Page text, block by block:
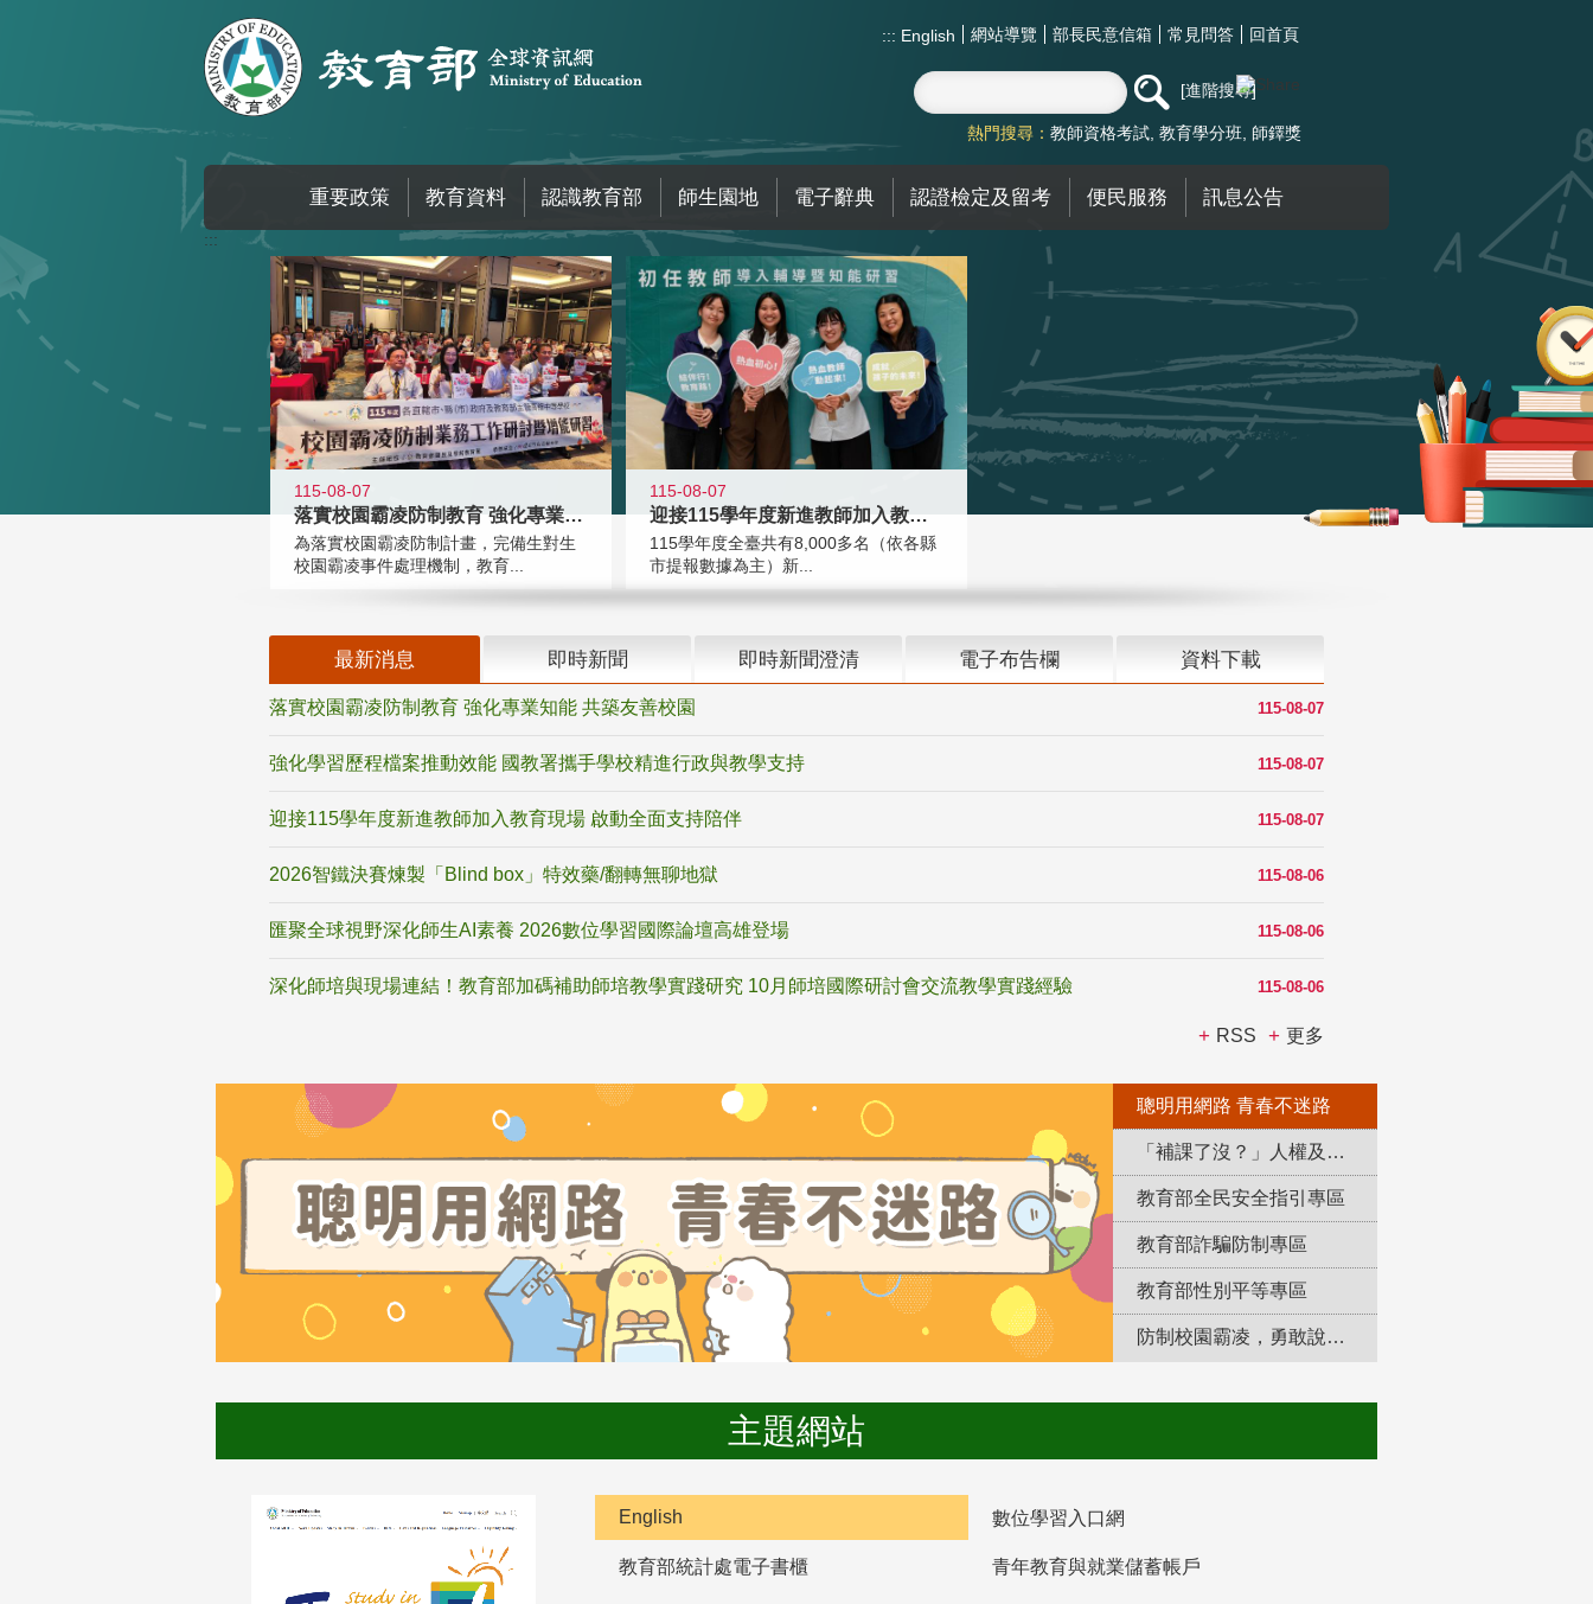
::: English 網站導覽 部長民意信箱 常見問答 回首頁
進階搜尋
熱門搜尋： 教師資格考試 教育學分班 師鐸獎
重要政策 教育資料 認識教育部 師生園地 電子辭典 認證檢定及留考 便民服務 訊息公告
:::
115-08-07
落實校園霸凌防制教育 強化專業知能
為落實校園霸凌防制計畫，完備生對生
校園霸凌事件處理機制，教育...
115-08-07
迎接115學年度新進教師加入教育現
115學年度全臺共有8,000多名（依各縣
市提報數據為主）新...
最新消息 即時新聞 即時新聞澄清 電子布告欄 資料下載
115-08-07
落實校園霸凌防制教育 強化專業知能 共築友善校園
115-08-07
強化學習歷程檔案推動效能 國教署攜手學校精進行政與教學支持
115-08-07
迎接115學年度新進教師加入教育現場 啟動全面支持陪伴
115-08-06
2026智鐵決賽煉製「Blind box」特效藥/翻轉無聊地獄
115-08-06
匯聚全球視野深化師生AI素養 2026數位學習國際論壇高雄登場
115-08-06
深化師培與現場連結！教育部加碼補助師培教學實踐研究 10月師培國際研討會交流教學實踐經驗
RSS 更多
聰明用網路 青春不迷路
「補課了沒？」人權及轉型正義教育專區
教育部全民安全指引專區
教育部詐騙防制專區
教育部性別平等專區
防制校園霸凌，勇敢說出來！
主題網站
English 數位學習入口網
教育部統計處電子書櫃 青年教育與就業儲蓄帳戶